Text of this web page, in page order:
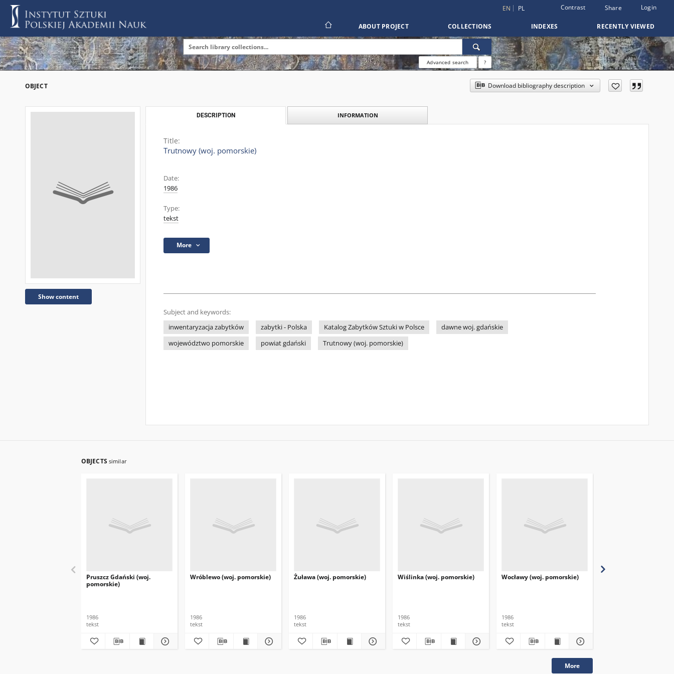
EN PL Contrast Share Login
ABOUT PROJECT COLLECTIONS INDEXES RECENTLY VIEWED
Advanced search ?
OBJECT Download bibliography description
Show content
DESCRIPTION INFORMATION
Title:
Trutnowy (woj. pomorskie)
Date:
1986
Type:
tekst
More
Subject and keywords:
inwentaryzacja zabytków
zabytki - Polska Katalog Zabytków Sztuki w Polsce
dawne woj. gdańskie
województwo pomorskie
powiat gdański Trutnowy (woj. pomorskie)
OBJECTS similar
Pruszcz Gdański (woj.
pomorskie)
1986
tekst
Wróblewo (woj. pomorskie)
1986
tekst
Żuława (woj. pomorskie)
1986
tekst
Wiślinka (woj. pomorskie)
1986
tekst
Wocławy (woj. pomorskie)
1986
tekst
More